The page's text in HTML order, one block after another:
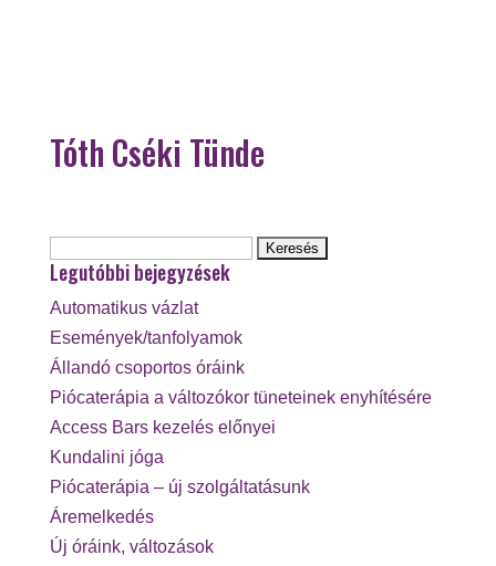
Tóth Cséki Tünde
Legutóbbi bejegyzések
Automatikus vázlat
Események/tanfolyamok
Állandó csoportos óráink
Piócaterápia a változókor tüneteinek enyhítésére
Access Bars kezelés előnyei
Kundalini jóga
Piócaterápia – új szolgáltatásunk
Áremelkedés
Új óráink, változások